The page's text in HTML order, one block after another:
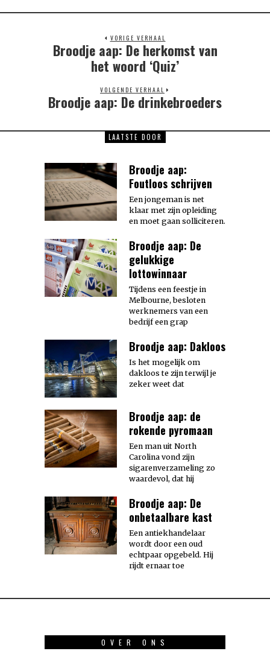
VORIGE VERHAAL
Previous
post:
Broodje aap: De herkomst van
het woord ‘Quiz’
VOLGENDE VERHAAL
Next
Broodje aap: De drinkebroeders
LAATSTE DOOR
Broodje aap:
Foutloos schrijven
Een jongeman is net
klaar met zijn opleiding
en moet gaan solliciteren.
Broodje aap: De
gelukkige
lottowinnaar
Tijdens een feestje in
Melbourne, besloten
werknemers van een
bedrijf een grap
Broodje aap: Dakloos
Is het mogelijk om
dakloos te zijn terwijl je
zeker weet dat
Broodje aap: de
rokende pyromaan
Een man uit North
Carolina vond zijn
sigarenverzameling zo
waardevol, dat hij
Broodje aap: De
onbetaalbare kast
Een antiekhandelaar
wordt door een oud
echtpaar opgebeld. Hij
rijdt ernaar toe
OVER ONS